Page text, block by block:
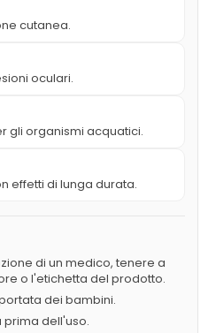
cutanea.
oculari.
gli organismi acquatici.
effetti di lunga durata.
di un medico, tenere a
o l'etichetta del prodotto.
dei bambini.
dell'uso.